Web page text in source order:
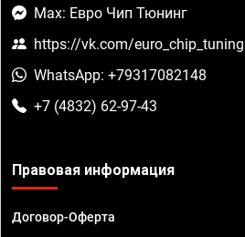
Max: Евро Чип Тюнинг
https://vk.com/euro_chip_tuning
WhatsApp: +79317082148
+7 (4832) 62-97-43
Правовая информация
Договор-Оферта